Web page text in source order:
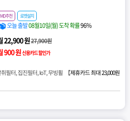
MD추천 로켓설치
오늘 출발08월10일(월) 도착 확률96%
22,900 원27,900원
900 원신용카드 할인가
필터, 집진필터, IoT, 무빙휠 【제휴카드 최대 23,000원